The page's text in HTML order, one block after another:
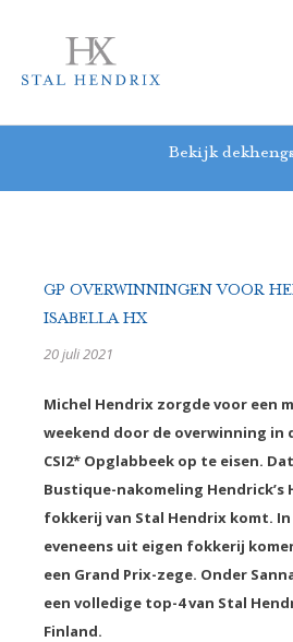
Bekijk
GP OVERWINNINGEN VOOR
ISABELLA HX
20 juli 2021
Michel Hendrix zorgde voor een
weekend door de overwinning in
CSI2* Opglabbeek op te eisen.
Bustique-nakomeling Hendrick’s
fokkerij van Stal Hendrix komt.
eveneens uit eigen fokkerij
een Grand Prix-zege. Onder
een volledige top-4 van Stal
Finland.